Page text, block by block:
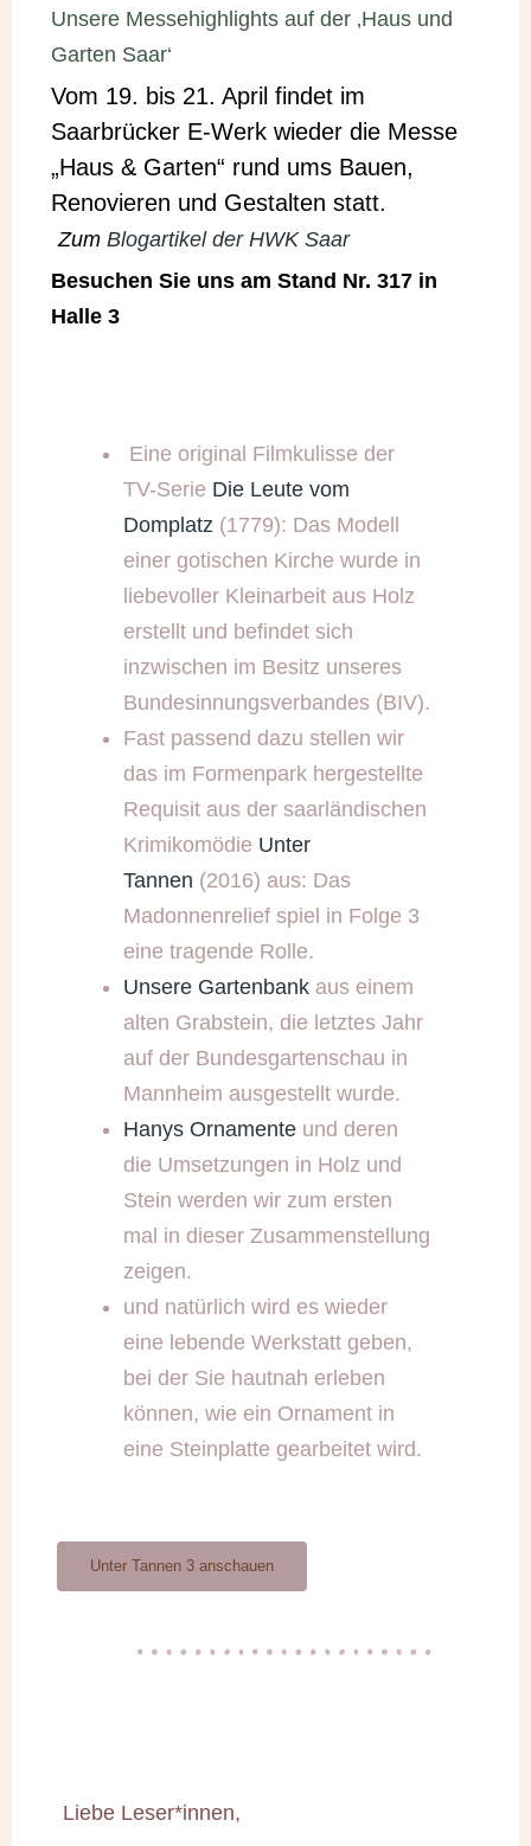
Unsere Messehighlights auf der ‚Haus und
Garten Saar‘
Vom 19. bis 21. April findet im
Saarbrücker E-Werk wieder die Messe
„Haus & Garten“ rund ums Bauen,
Renovieren und Gestalten statt.
Zum Blogartikel der HWK Saar
Besuchen Sie uns am Stand Nr. 317 in
Halle 3
Eine original Filmkulisse der
TV-Serie Die Leute vom
Domplatz (1779): Das Modell
einer gotischen Kirche wurde in
liebevoller Kleinarbeit aus Holz
erstellt und befindet sich
inzwischen im Besitz unseres
Bundesinnungsverbandes (BIV).
Fast passend dazu stellen wir
das im Formenpark hergestellte
Requisit aus der saarländischen
Krimikomödie Unter
Tannen (2016) aus: Das
Madonnenrelief spiel in Folge 3
eine tragende Rolle.
Unsere Gartenbankaus einem
alten Grabstein, die letztes Jahr
auf der Bundesgartenschau in
Mannheim ausgestellt wurde.
Hanys Ornamenteund deren
die Umsetzungen in Holz und
Stein werden wir zum ersten
mal in dieser Zusammenstellung
zeigen.
und natürlich wird es wieder
eine lebende Werkstatt geben,
bei der Sie hautnah erleben
können, wie ein Ornament in
eine Steinplatte gearbeitet wird.
Unter Tannen 3 anschauen
Liebe Leser*innen,